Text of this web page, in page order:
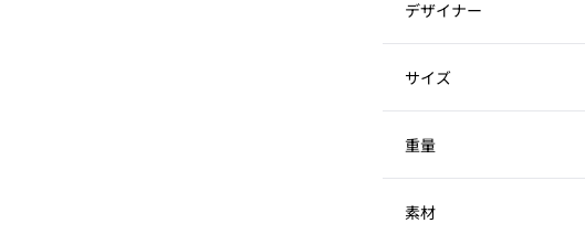
デザイナー
サイズ
重量
素材